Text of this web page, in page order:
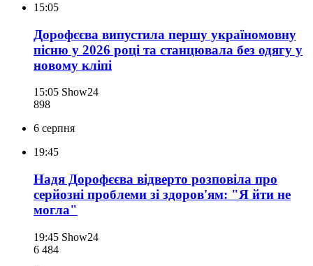
15:05
Дорофєєва випустила першу україномовну
пісню у 2026 році та станцювала без одягу у
новому кліпі
15:05 Show24
898
6 серпня
19:45
Надя Дорофєєва відверто розповіла про
серйозні проблеми зі здоров'ям: "Я йти не
могла"
19:45 Show24
6 484